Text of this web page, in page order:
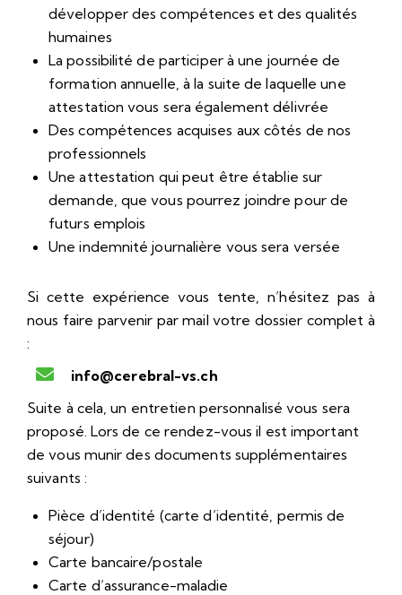
développer des compétences et des qualités
humaines
La possibilité de participer à une journée de
formation annuelle, à la suite de laquelle une
attestation vous sera également délivrée
Des compétences acquises aux côtés de nos
professionnels
Une attestation qui peut être établie sur
demande, que vous pourrez joindre pour de
futurs emplois
Une indemnité journalière vous sera versée
Si cette expérience vous tente, n’hésitez pas à
nous faire parvenir par mail votre dossier complet à
:
hc.sv-larberec@ofni
Suite à cela, un entretien personnalisé vous sera
proposé. Lors de ce rendez-vous il est important
de vous munir des documents supplémentaires
suivants :
Pièce d’identité (carte d’identité, permis de
séjour)
Carte bancaire/postale
Carte d’assurance-maladie